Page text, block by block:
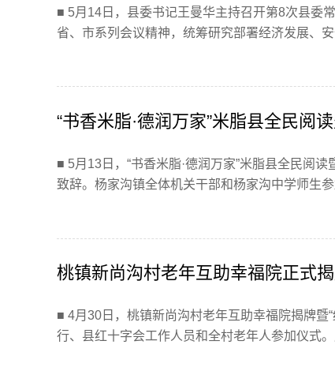
■ 5月14日，县委书记王曼华主持召开第8次县委
省、市系列会议精神，统筹研究部署经济发展、
“书香米脂·德润万家”米脂县全民阅
■ 5月13日，“书香米脂·德润万家”米脂县全民阅
致辞。杨家沟镇全体机关干部和杨家沟中学师生
桃镇新尚沟村老年互助幸福院正式
■ 4月30日，桃镇新尚沟村老年互助幸福院揭牌暨
行、县红十字会工作人员和全村老年人参加仪式